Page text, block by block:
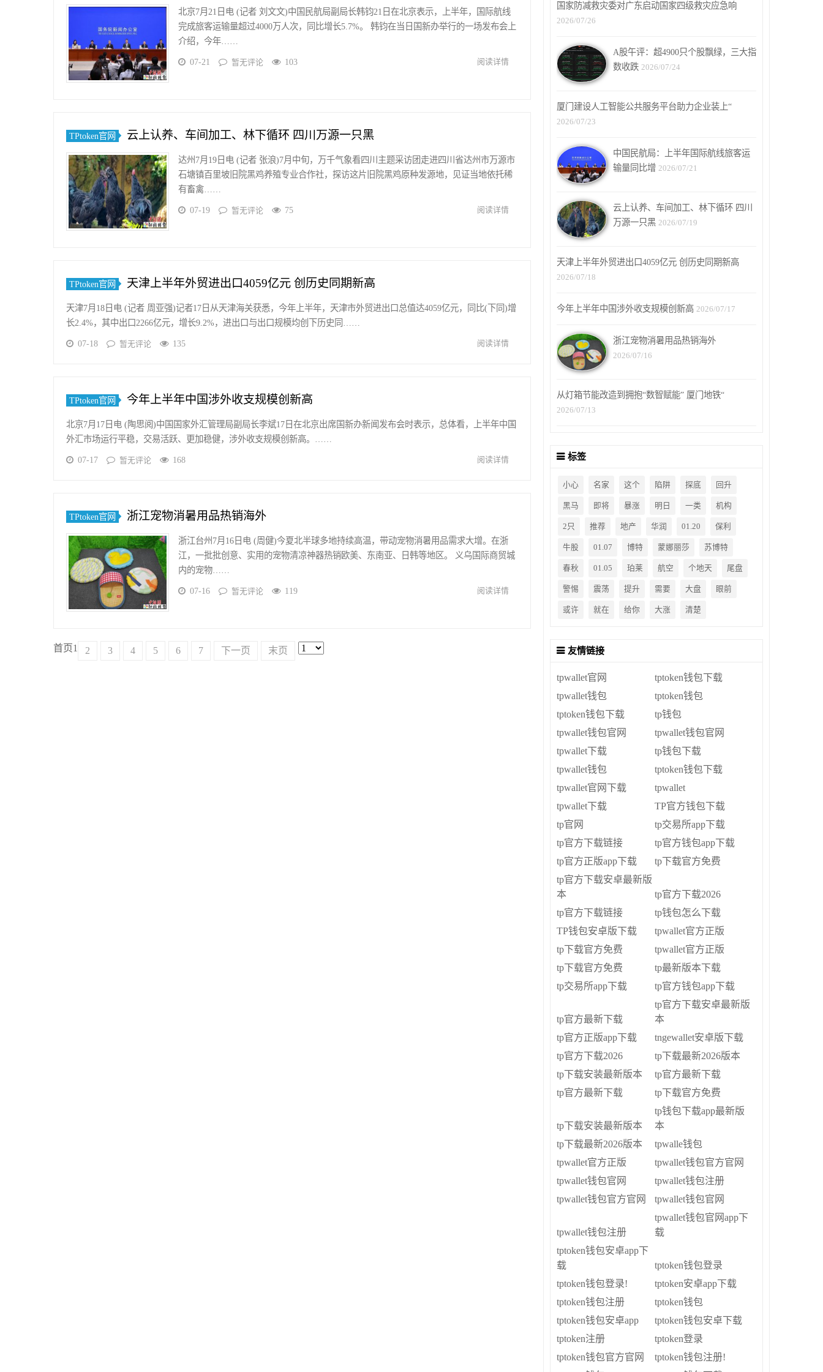
北京7月21日电 (记者 刘文文)中国民航局副局长韩钧21日在北京表示，上半年，国际航线
完成旅客运输量超过4000万人次，同比增长5.7%。 韩钧在当日国新办举行的一场发布会上
介绍，今年……
07-21 暂无评论 103 阅读详情
TPtoken官网 云上认养、车间加工、林下循环 四川万源一只黑
达州7月19日电 (记者 张浪)7月中旬，万千气象看四川主题采访团走进四川省达州市万源市
石塘镇百里坡旧院黑鸡养殖专业合作社，探访这片旧院黑鸡原种发源地，见证当地依托稀
有畜禽……
07-19 暂无评论 75 阅读详情
TPtoken官网 天津上半年外贸进出口4059亿元 创历史同期新高
天津7月18日电 (记者 周亚强)记者17日从天津海关获悉，今年上半年，天津市外贸进出口总值达4059亿元，同比(下同)增
长2.4%，其中出口2266亿元，增长9.2%，进出口与出口规模均创下历史同……
07-18 暂无评论 135 阅读详情
TPtoken官网 今年上半年中国涉外收支规模创新高
北京7月17日电 (陶思阅)中国国家外汇管理局副局长李斌17日在北京出席国新办新闻发布会时表示，总体看，上半年中国
外汇市场运行平稳，交易活跃、更加稳健，涉外收支规模创新高。……
07-17 暂无评论 168 阅读详情
TPtoken官网 浙江宠物消暑用品热销海外
浙江台州7月16日电 (周健)今夏北半球多地持续高温，带动宠物消暑用品需求大增。在浙
江，一批批创意、实用的宠物清凉神器热销欧美、东南亚、日韩等地区。 义乌国际商贸城
内的宠物……
07-16 暂无评论 119 阅读详情
首页1 2 3 4 5 6 7 下一页 末页
国家防减救灾委对广东启动国家四级救灾应急响
2026/07/26
A股午评：超4900只个股飘绿，三大指
数收跌 2026/07/24
厦门建设人工智能公共服务平台助力企业装上“
2026/07/23
中国民航局：上半年国际航线旅客运
输量同比增 2026/07/21
云上认养、车间加工、林下循环 四川
万源一只黑 2026/07/19
天津上半年外贸进出口4059亿元 创历史同期新高
2026/07/18
今年上半年中国涉外收支规模创新高 2026/07/17
浙江宠物消暑用品热销海外
2026/07/16
从灯箱节能改造到拥抱“数智赋能” 厦门地铁“
2026/07/13
标签
小心 名家 这个 陷阱 探底 回升
黑马 即将 暴涨 明日 一类 机构
2只 推荐 地产 华润 01.20 保利
牛股 01.07 博特 蒙娜丽莎 苏博特
春秋 01.05 珀莱 航空 个地天 尾盘
警惕 震荡 提升 需要 大盘 眼前
或许 就在 给你 大涨 清楚
友情链接
tpwallet官网
tptoken钱包下载
tpwallet钱包
tptoken钱包
tptoken钱包下载
tp钱包
tpwallet钱包官网
tpwallet钱包官网
tpwallet下载
tp钱包下载
tpwallet钱包
tptoken钱包下载
tpwallet官网下载
tpwallet
tpwallet下载
TP官方钱包下载
tp官网
tp交易所app下载
tp官方下载链接
tp官方钱包app下载
tp官方正版app下载
tp下载官方免费
tp官方下载安卓最新版
本
tp官方下载2026
tp官方下载链接
tp钱包怎么下载
TP钱包安卓版下载
tpwallet官方正版
tp下载官方免费
tpwallet官方正版
tp下载官方免费
tp最新版本下载
tp交易所app下载
tp官方钱包app下载
tp官方最新下载
tp官方下载安卓最新版
本
tp官方正版app下载
tngewallet安卓版下载
tp官方下载2026
tp下载最新2026版本
tp下载安装最新版本
tp官方最新下载
tp官方最新下载
tp下载官方免费
tp下载安装最新版本
tp钱包下载app最新版
本
tp下载最新2026版本
tpwalle钱包
tpwallet官方正版
tpwallet钱包官方官网
tpwallet钱包官网
tpwallet钱包注册
tpwallet钱包官方官网
tpwallet钱包官网
tpwallet钱包注册
tpwallet钱包官网app下
载
tptoken钱包安卓app下
载
tptoken钱包登录
tptoken钱包登录!
tptoken安卓app下载
tptoken钱包注册
tptoken钱包
tptoken钱包安卓app
tptoken钱包安卓下载
tptoken注册
tptoken登录
tptoken钱包官方官网
tptoken钱包注册!